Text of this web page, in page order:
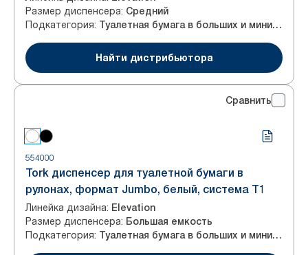
Размер диспенсера: Средний
Подкатегория: Туалетная бумага в больших и мини-рулонах
Найти дистрибьютора
Сравнить
554000
Tork диспенсер для туалетной бумаги в
рулонах, формат Jumbo, белый, система T1
Линейка дизайна: Elevation
Размер диспенсера: Большая емкость
Подкатегория: Туалетная бумага в больших и мини-рулонах